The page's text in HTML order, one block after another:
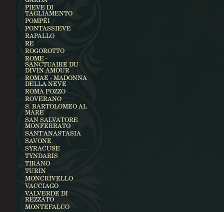
PIEVE DI
TAGLIAMENTO
POMPÉI
PONTASSIEVE
RAPALLO
RE
ROGOROTTO
ROME -
SANCTUAIRE DU
DIVIN AMOUR
ROMAE - MADONNA
DELLA NEVE
ROMA POZZO
ROVERANO
S. BARTOLOMEO AL
MARE
SAN SALVATORE
MONFERRATO
SANT'ANASTASIA
SAVONE
SYRACUSE
TYNDARIS
TIRANO
TURIN
MONCRIVELLO
VACCIAGO
VALVERDE DI
REZZATO
MONTEFALCO